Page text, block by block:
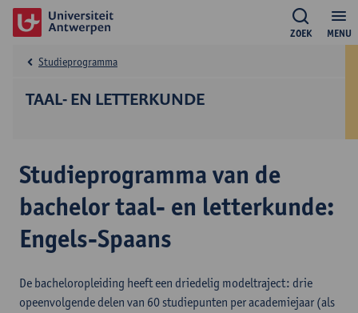
MENU
ZOEK
TAAL- EN LETTERKUNDE
Studieprogramma
Studieprogramma van de
bachelor taal- en letterkunde:
Engels-Spaans
De bacheloropleiding heeft een driedelig modeltraject: drie
opeenvolgende delen van 60 studiepunten per academiejaar (als